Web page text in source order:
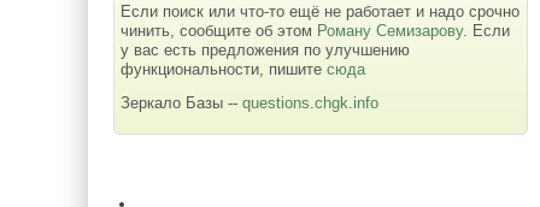
Если поиск или что-то ещё не работает и надо срочно
чинить, сообщите об этом Роману Семизарову. Если
у вас есть предложения по улучшению
функциональности, пишите сюда
Зеркало Базы -- questions.chgk.info